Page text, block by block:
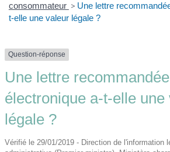
consommateur > Une lettre
t-elle une valeur légale ?
Question-réponse
Une lettre recommandée
électronique a-t-elle une
légale ?
Vérifié le 29/01/2019 - Direction de l'information